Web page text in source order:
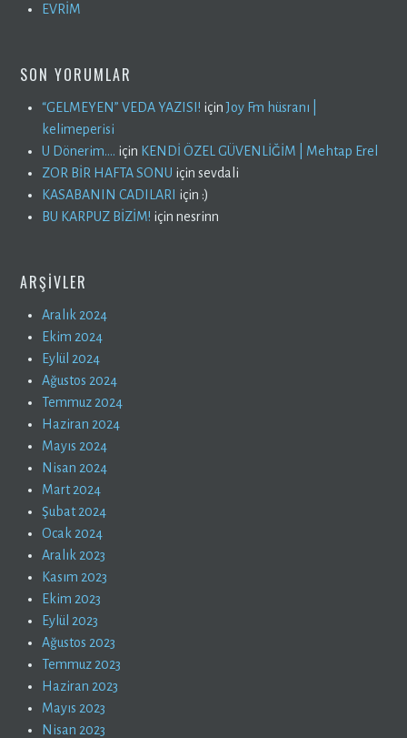
EVRİM
SON YORUMLAR
“GELMEYEN” VEDA YAZISI! içinJoy Fm hüsranı |
kelimeperisi
U Dönerim…. için KENDİ ÖZEL GÜVENLİĞİM | Mehtap Erel
ZOR BİR HAFTA SONU içinsevdali
KASABANIN CADILARI
için :)
BU KARPUZ BİZİM! içinnesrinn
ARŞIVLER
Aralık 2024
Ekim 2024
Eylül 2024
Ağustos 2024
Temmuz 2024
Haziran 2024
Mayıs 2024
Nisan 2024
Mart 2024
Şubat 2024
Ocak 2024
Aralık 2023
Kasım 2023
Ekim 2023
Eylül 2023
Ağustos 2023
Temmuz 2023
Haziran 2023
Mayıs 2023
Nisan 2023